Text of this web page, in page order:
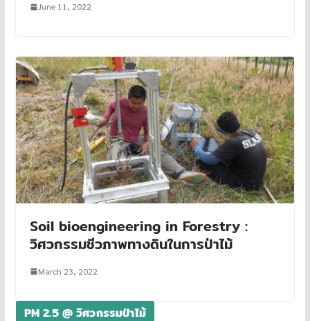
June 11, 2022
Soil bioengineering in Forestry :
วิศวกรรมชีวภาพทางดินในการป่าไม้
March 23, 2022
PM 2.5 @ วิศวกรรมป่าไม้